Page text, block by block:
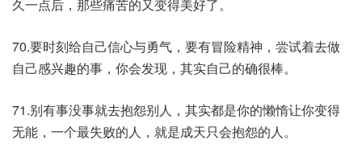
久一点后，那些痛苦的又变得美好了。
70.要时刻给自己信心与勇气，要有冒险精神，尝试着去做
自己感兴趣的事，你会发现，其实自己的确很棒。
71.别有事没事就去抱怨别人，其实都是你的懒惰让你变得
无能，一个最失败的人，就是成天只会抱怨的人。